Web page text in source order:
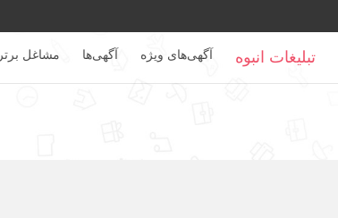
تبلیغات انبوه آگهی‌های ویژه آگهی‌ها مشاغل برتر